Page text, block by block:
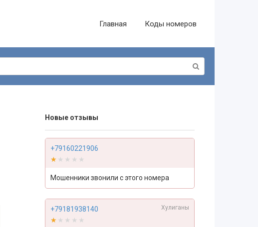
Главная Коды номеров
Новые отзывы
+79160221906
★★★★★
★★★★★
Мошенники звонили с этого номера
+79181938140 Хулиганы
★★★★★
★★★★★